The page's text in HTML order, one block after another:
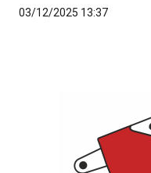
03/12/2025 13:37